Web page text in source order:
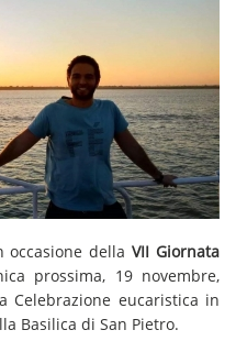
occasione dellaVII Giornata
prossima, 19 novembre,
Celebrazione eucaristica in
Basilica di San Pietro.